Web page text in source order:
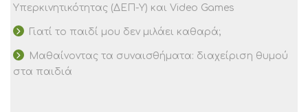
Υπερκινητικότητας (ΔΕΠ-Υ) και Video Games
Γιατί το παιδί μου δεν μιλάει καθαρά;
Μαθαίνοντας τα συναισθήματα: διαχείριση θυμού
στα παιδιά